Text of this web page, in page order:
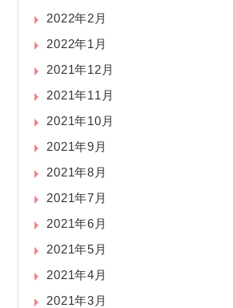
2022年2月
2022年1月
2021年12月
2021年11月
2021年10月
2021年9月
2021年8月
2021年7月
2021年6月
2021年5月
2021年4月
2021年3月